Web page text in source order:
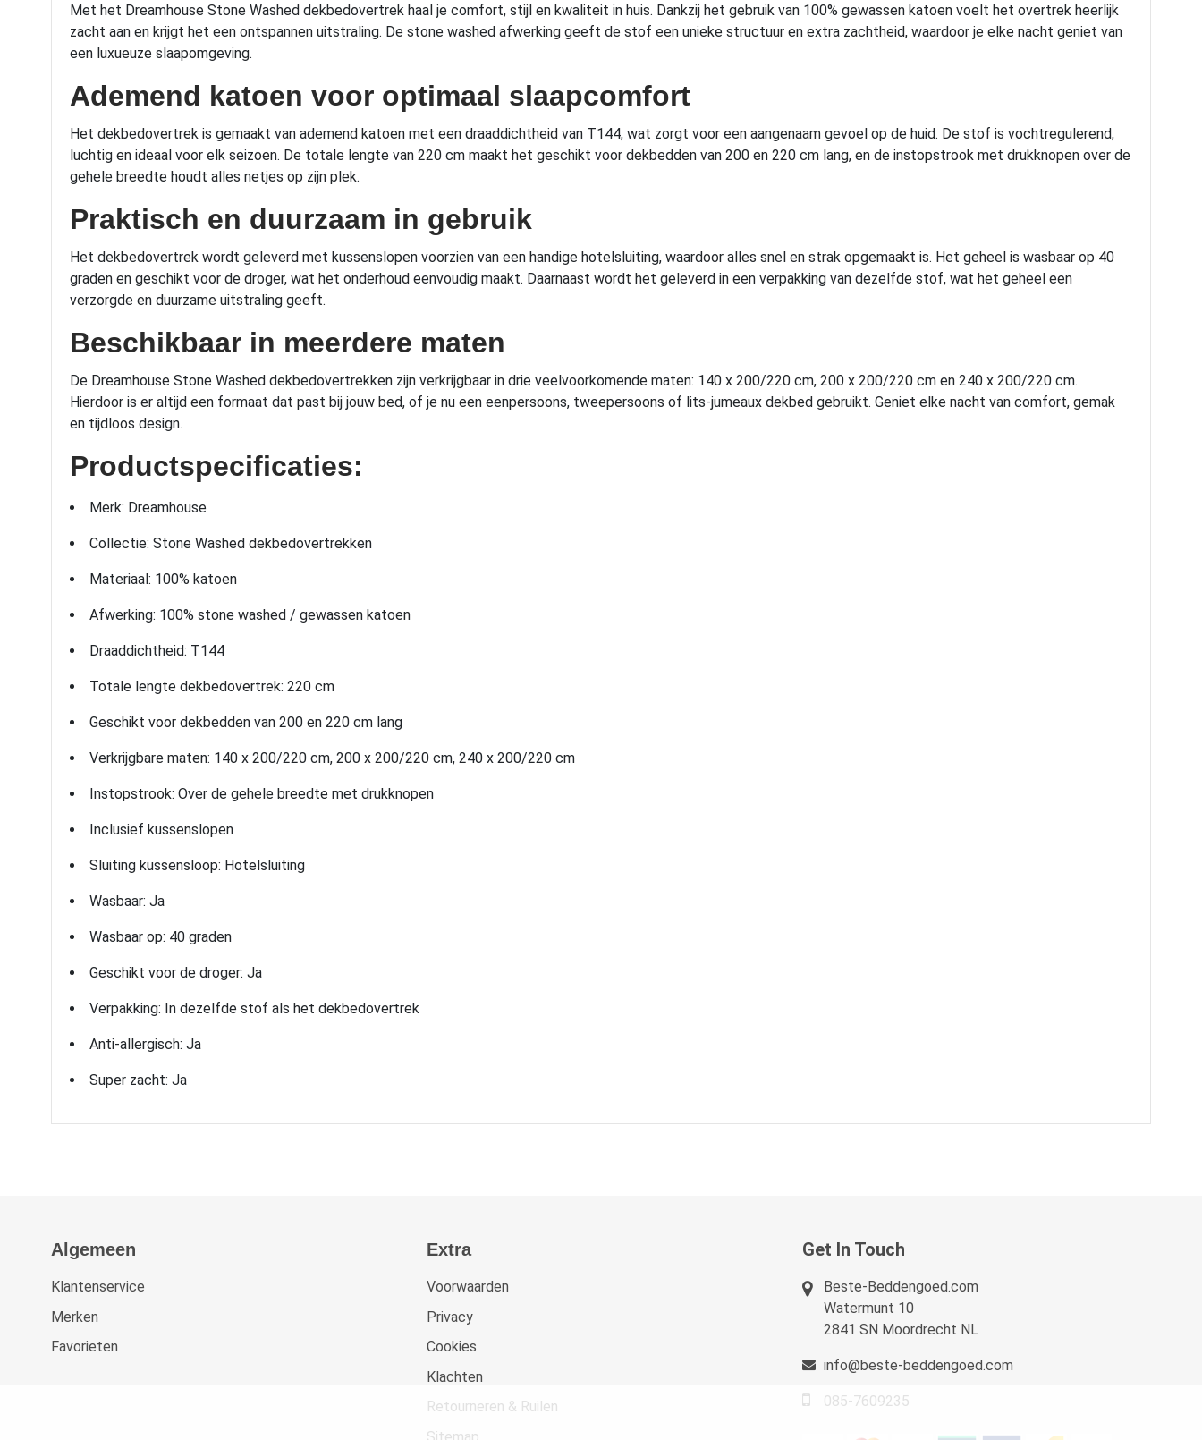
Met het Dreamhouse Stone Washed dekbedovertrek haal je comfort, stijl en kwaliteit in huis. Dankzij het gebruik van 100% gewassen katoen voelt het overtrek heerlijk
zacht aan en krijgt het een ontspannen uitstraling. De stone washed afwerking geeft de stof een unieke structuur en extra zachtheid, waardoor je elke nacht geniet van
een luxueuze slaapomgeving.
Ademend katoen voor optimaal slaapcomfort
Het dekbedovertrek is gemaakt van ademend katoen met een draaddichtheid van T144, wat zorgt voor een aangenaam gevoel op de huid. De stof is vochtregulerend,
luchtig en ideaal voor elk seizoen. De totale lengte van 220 cm maakt het geschikt voor dekbedden van 200 en 220 cm lang, en de instopstrook met drukknopen over de
gehele breedte houdt alles netjes op zijn plek.
Praktisch en duurzaam in gebruik
Het dekbedovertrek wordt geleverd met kussenslopen voorzien van een handige hotelsluiting, waardoor alles snel en strak opgemaakt is. Het geheel is wasbaar op 40
graden en geschikt voor de droger, wat het onderhoud eenvoudig maakt. Daarnaast wordt het geleverd in een verpakking van dezelfde stof, wat het geheel een
verzorgde en duurzame uitstraling geeft.
Beschikbaar in meerdere maten
De Dreamhouse Stone Washed dekbedovertrekken zijn verkrijgbaar in drie veelvoorkomende maten: 140 x 200/220 cm, 200 x 200/220 cm en 240 x 200/220 cm.
Hierdoor is er altijd een formaat dat past bij jouw bed, of je nu een eenpersoons, tweepersoons of lits-jumeaux dekbed gebruikt. Geniet elke nacht van comfort, gemak
en tijdloos design.
Productspecificaties:
Merk: Dreamhouse
Collectie: Stone Washed dekbedovertrekken
Materiaal: 100% katoen
Afwerking: 100% stone washed / gewassen katoen
Draaddichtheid: T144
Totale lengte dekbedovertrek: 220 cm
Geschikt voor dekbedden van 200 en 220 cm lang
Verkrijgbare maten: 140 x 200/220 cm, 200 x 200/220 cm, 240 x 200/220 cm
Instopstrook: Over de gehele breedte met drukknopen
Inclusief kussenslopen
Sluiting kussensloop: Hotelsluiting
Wasbaar: Ja
Wasbaar op: 40 graden
Geschikt voor de droger: Ja
Verpakking: In dezelfde stof als het dekbedovertrek
Anti-allergisch: Ja
Super zacht: Ja
Algemeen
Klantenservice
Merken
Favorieten
Extra
Voorwaarden
Privacy
Cookies
Klachten
Retourneren & Ruilen
Get In Touch
Beste-Beddengoed.com
Watermunt 10
2841 SN Moordrecht NL
info@beste-beddengoed.com
085-7609235